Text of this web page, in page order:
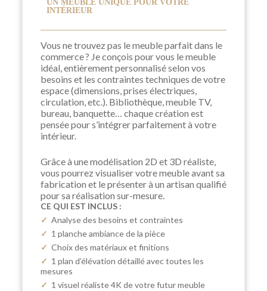
UN MEUBLE UNIQUE POUR VOTRE
INTÉRIEUR
Vous ne trouvez pas le meuble parfait dans le
commerce ? Je conçois pour vous le meuble
idéal, entièrement personnalisé selon vos
besoins et les contraintes techniques de votre
espace (dimensions, prises électriques,
circulation, etc.). Bibliothèque, meuble TV,
bureau, banquette… chaque création est
pensée pour s’intégrer parfaitement à votre
intérieur.
Grâce à une modélisation 2D et 3D réaliste,
vous pourrez visualiser votre meuble avant sa
fabrication et le présenter à un artisan qualifié
pour sa réalisation sur-mesure.
CE QUI EST INCLUS :
✓ Analyse des besoins et contraintes
✓ 1 planche ambiance de la pièce
✓ Choix des matériaux et finitions
✓ 1 plan d’élévation détaillé avec toutes les
mesures
✓ 1 visuel réaliste 4K de votre futur meuble